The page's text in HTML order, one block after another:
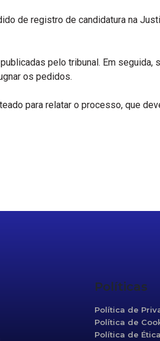
de registro de candidatura na
pelo tribunal. Em seguida,
os pedidos.
para relatar o processo, que
Políticas
Política de
Política de
Política de Ética